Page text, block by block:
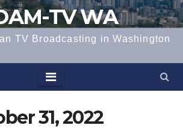
TV WA
TV Broadcasting in Washington
31, 2022